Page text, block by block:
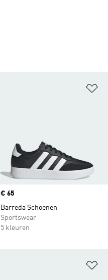
Price
€ 65
Barreda Schoenen
Sportswear
5 kleuren